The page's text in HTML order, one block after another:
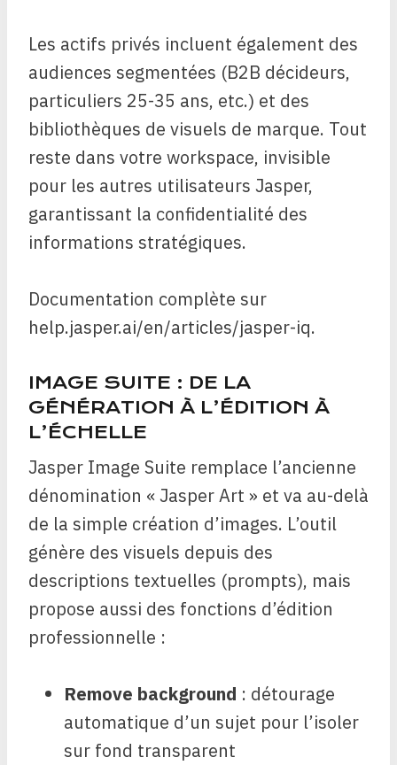
Les actifs privés incluent également des
audiences segmentées (B2B décideurs,
particuliers 25-35 ans, etc.) et des
bibliothèques de visuels de marque. Tout
reste dans votre workspace, invisible
pour les autres utilisateurs Jasper,
garantissant la confidentialité des
informations stratégiques.
Documentation complète sur
help.jasper.ai/en/articles/jasper-iq.
IMAGE SUITE : DE LA
GÉNÉRATION À L’ÉDITION À
L’ÉCHELLE
Jasper Image Suite remplace l’ancienne
dénomination « Jasper Art » et va au-delà
de la simple création d’images. L’outil
génère des visuels depuis des
descriptions textuelles (prompts), mais
propose aussi des fonctions d’édition
professionnelle :
Remove background : détourage
automatique d’un sujet pour l’isoler
sur fond transparent